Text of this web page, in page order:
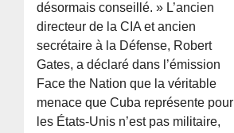
désormais conseillé. » L’ancien
directeur de la CIA et ancien
secrétaire à la Défense, Robert
Gates, a déclaré dans l’émission
Face the Nation que la véritable
menace que Cuba représente pour
les États-Unis n’est pas militaire,